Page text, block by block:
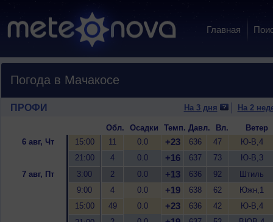
Главная
Погода в Мачакосе
ПРОФИ На 3 дня На 2
Обл. Осадки Темп. Давл. Вл.
Ветер
6 авг, Чт
15:00 11 0.0 +23 636 47
Ю-В,4
21:00
4 0.0 +16 637 73
Ю-В,3
7 авг, Пт
3:00 2 0.0 +13 636 92
Штиль
9:00
4 0.0 +19 638 62
Южн,1
15:00
49 0.0 +23 636 42
Ю-В,4